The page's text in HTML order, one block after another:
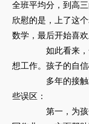
全班平均分，到高
欣慰的是，上了这
数学，最后开始喜欢
如此看来，
想工作。孩子的自
多年的接触
些误区：
第一，为孩